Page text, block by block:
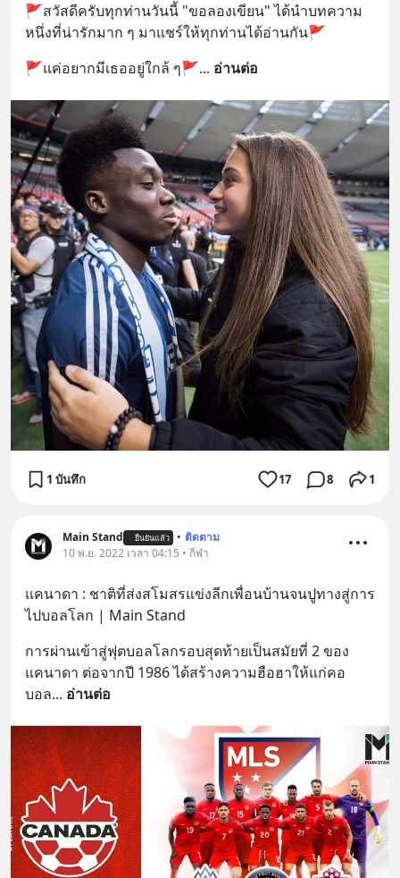
🚩สวัสดีครับทุกท่านวันนี้ "ขอลองเขียน" ได้นำบทความ
หนึ่งที่น่ารักมาก ๆ มาแชร์ให้ทุกท่านได้อ่านกัน🚩
🚩แค่อยากมีเธออยู่ใกล้ ๆ🚩... อ่านต่อ
1 บันทึก 17 8 1
Main Stand ยืนยันแล้ว • ติดตาม
10 พ.ย. 2022 เวลา 04:15 • กีฬา
แคนาดา : ชาติที่ส่งสโมสรแข่งลีกเพื่อนบ้านจนปูทางสู่การ
ไปบอลโลก | Main Stand
การผ่านเข้าสู่ฟุตบอลโลกรอบสุดท้ายเป็นสมัยที่ 2 ของ
แคนาดา ต่อจากปี 1986 ได้สร้างความฮือฮาให้แก่คอ
บอล... อ่านต่อ